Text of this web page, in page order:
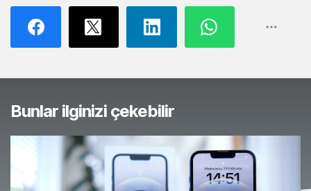
Bunlar ilginizi çekebilir